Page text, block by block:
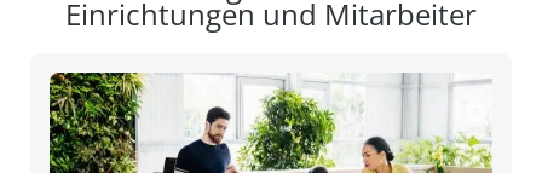
Einrichtungen und Mitarbeiter